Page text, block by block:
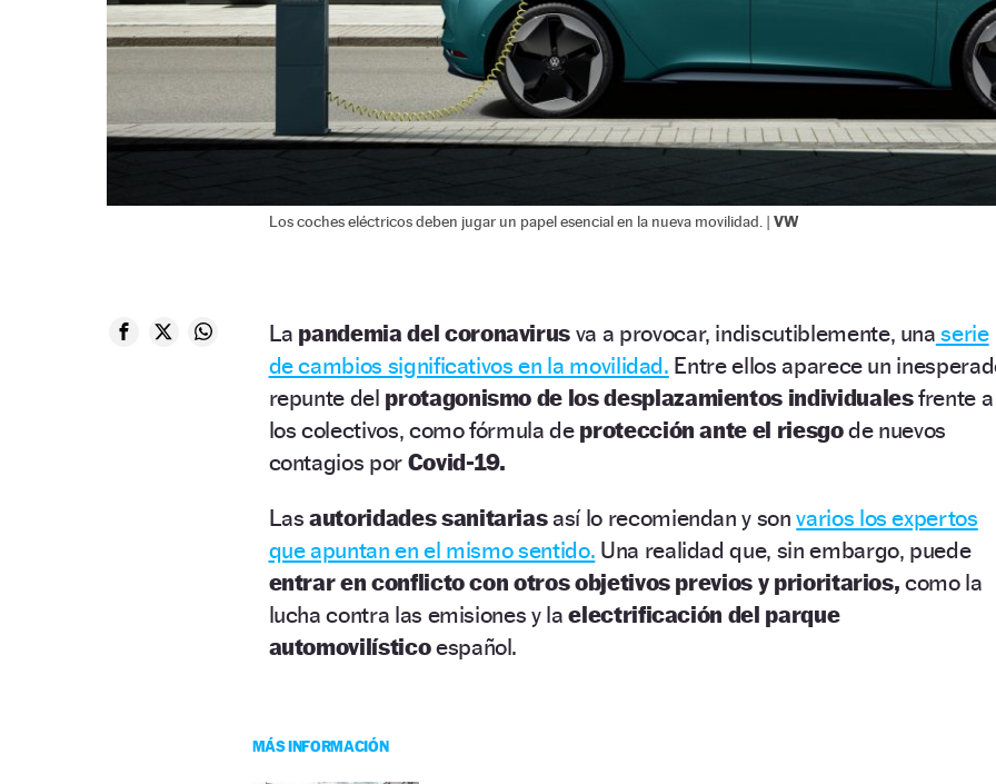
Los coches eléctricos deben jugar un papel esencial en la nueva movilidad. | VW
La pandemia del coronavirus va a provocar, indiscutiblemente, una serie
de cambios significativos en la movilidad. Entre ellos aparece un
repunte del protagonismo de los desplazamientos individualesfrente a
los colectivos, como fórmula deprotección ante el riesgode nuevos
contagios porCovid-19.
Lasautoridades sanitariasasí lo recomiendan y sonvarios los expertos
que apuntan en el mismo sentido. Una realidad que, sin embargo, puede
entrar en conflicto con otros objetivos previos y prioritarios, como la
lucha contra las emisiones y laelectrificación del parque
automovilísticoespañol.
MÁS INFORMACIÓN